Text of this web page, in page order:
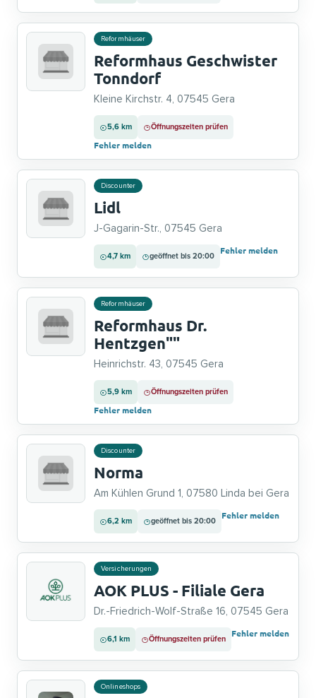
Reformhäuser
Reformhaus Geschwister
Tonndorf
Kleine Kirchstr. 4, 07545 Gera
5,6 km Öffnungszeiten prüfen
Fehler melden
Discounter
Lidl
J-Gagarin-Str., 07545 Gera
4,7 km geöffnet bis 20:00
Fehler melden
Reformhäuser
Reformhaus Dr.
Hentzgen""
Heinrichstr. 43, 07545 Gera
5,9 km Öffnungszeiten prüfen
Fehler melden
Discounter
Norma
Am Kühlen Grund 1, 07580 Linda bei Gera
6,2 km geöffnet bis 20:00
Fehler melden
Versicherungen
AOK PLUS - Filiale Gera
Dr.-Friedrich-Wolf-Straße 16, 07545 Gera
6,1 km Öffnungszeiten prüfen
Fehler melden
Onlineshops